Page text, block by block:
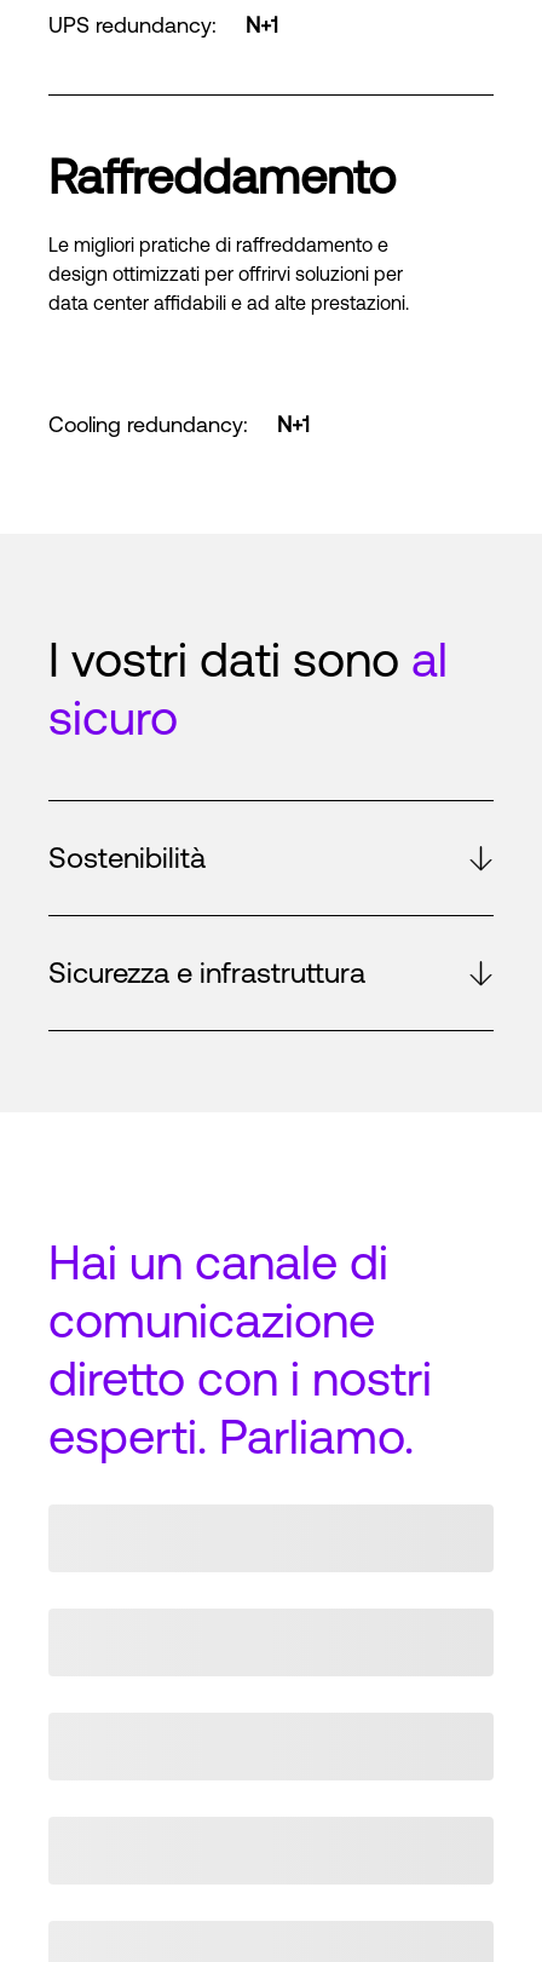
UPS redundancy: N+1
Raffreddamento
Le migliori pratiche di raffreddamento e
design ottimizzati per offrirvi soluzioni per
data center affidabili e ad alte prestazioni.
Cooling redundancy: N+1
I vostri dati sono al
sicuro
Sostenibilità
Sicurezza e infrastruttura
Hai un canale di
comunicazione
diretto con i nostri
esperti. Parliamo.